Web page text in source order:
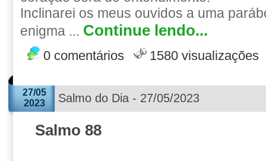
Inclinarei os meus ouvidos a uma
enigma ... Continue lendo...
0 comentários 1580 visualizações
27/05
2023
Salmo do Dia - 27/05/2023
Salmo 88